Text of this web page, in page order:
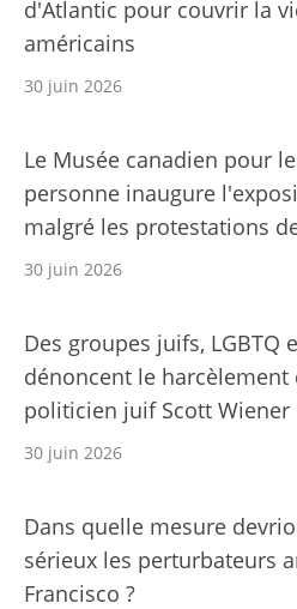
d'Atlantic pour couvrir la
américains
30 juin 2026
Le Musée canadien pour
personne inaugure
malgré les protestations
30 juin 2026
Des groupes juifs, LGBTQ
dénoncent le
politicien juif Scott Wiener
30 juin 2026
Dans quelle mesure
sérieux les perturbateurs
Francisco ?